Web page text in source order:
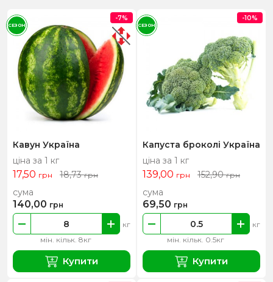
Кавун Україна
ціна за 1 кг
17,50 грн 18,73грн
мін. кільк. 8кг
кг
сума
140,00 грн
Купити
-7%
СЕЗОН
Капуста броколі Україна
ціна за 1 кг
139,00 грн 152,90грн
мін. кільк. 0.5кг
кг
сума
69,50 грн
Купити
-10%
СЕЗОН